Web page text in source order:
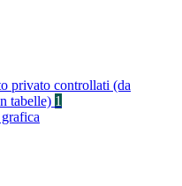
privato controllati (da
tabelle) 1